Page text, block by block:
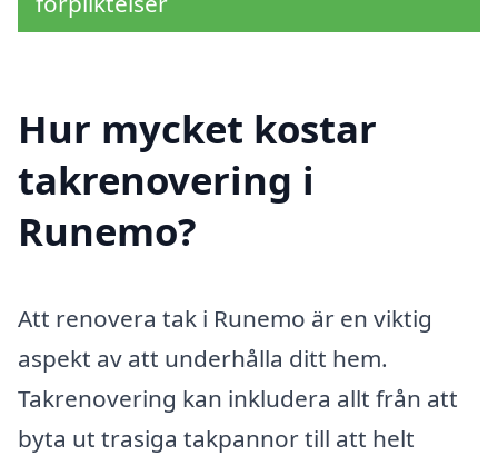
Hur mycket kostar
takrenovering i
Runemo?
Att renovera tak i Runemo är en viktig
aspekt av att underhålla ditt hem.
Takrenovering kan inkludera allt från att
byta ut trasiga takpannor till att helt